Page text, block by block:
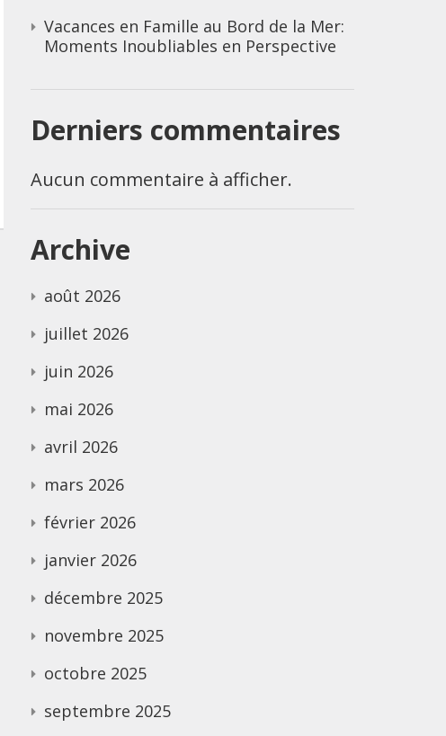
Vacances en Famille au Bord de la Mer:
Moments Inoubliables en Perspective
Derniers commentaires
Aucun commentaire à afficher.
Archive
août 2026
juillet 2026
juin 2026
mai 2026
avril 2026
mars 2026
février 2026
janvier 2026
décembre 2025
novembre 2025
octobre 2025
septembre 2025